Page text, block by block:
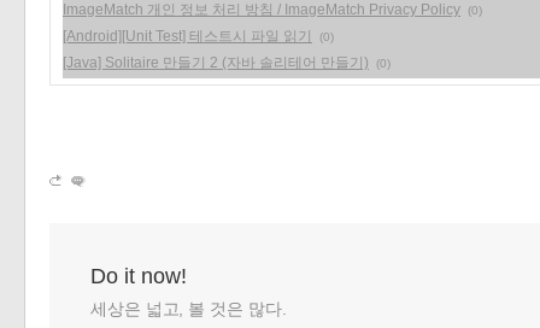
ImageMatch 개인 정보 처리 방침 / ImageMatch Privacy Policy (0)
[Android][Unit Test] 테스트시 파일 읽기 (0)
[Java] Solitaire 만들기 2 (자바 솔리테어 만들기) (0)
Do it now!
세상은 넓고, 볼 것은 많다.